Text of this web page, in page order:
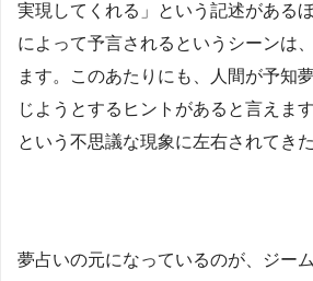
実現してくれる」という記述がある
によって予言されるというシーンは
ます。このあたりにも、人間が予知
じようとするヒントがあると言えま
という不思議な現象に左右されてき
夢占いの元になっているのが、ジー